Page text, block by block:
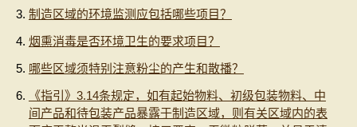
制造区域的环境监测应包括哪些项目？
烟熏消毒是否环境卫生的要求项目？
哪些区域须特别注意粉尘的产生和散播？
《指引》3.14条规定，如有起始物料、初级包装物料、中
间产品和待包装产品暴露于制造区域，则有关区域内的表